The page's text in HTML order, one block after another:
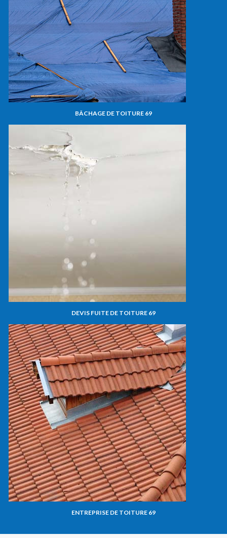
BÂCHAGE DE TOITURE 69
DEVIS FUITE DE TOITURE 69
ENTREPRISE DE TOITURE 69